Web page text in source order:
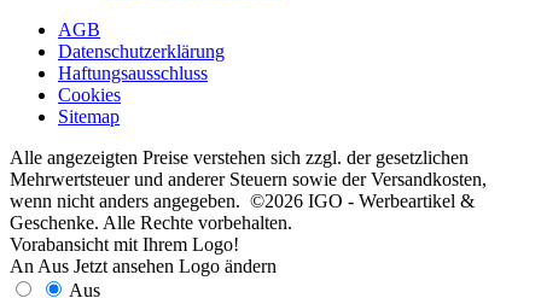
AGB
Datenschutzerklärung
Haftungsausschluss
Cookies
Sitemap
Alle angezeigten Preise verstehen sich zzgl. der gesetzlichen
Mehrwertsteuer und anderer Steuern sowie der Versandkosten,
wenn nicht anders angegeben. ©2026 IGO - Werbeartikel &
Geschenke. Alle Rechte vorbehalten.
Vorabansicht mit Ihrem Logo!
An Aus Jetzt ansehen Logo ändern
Aus